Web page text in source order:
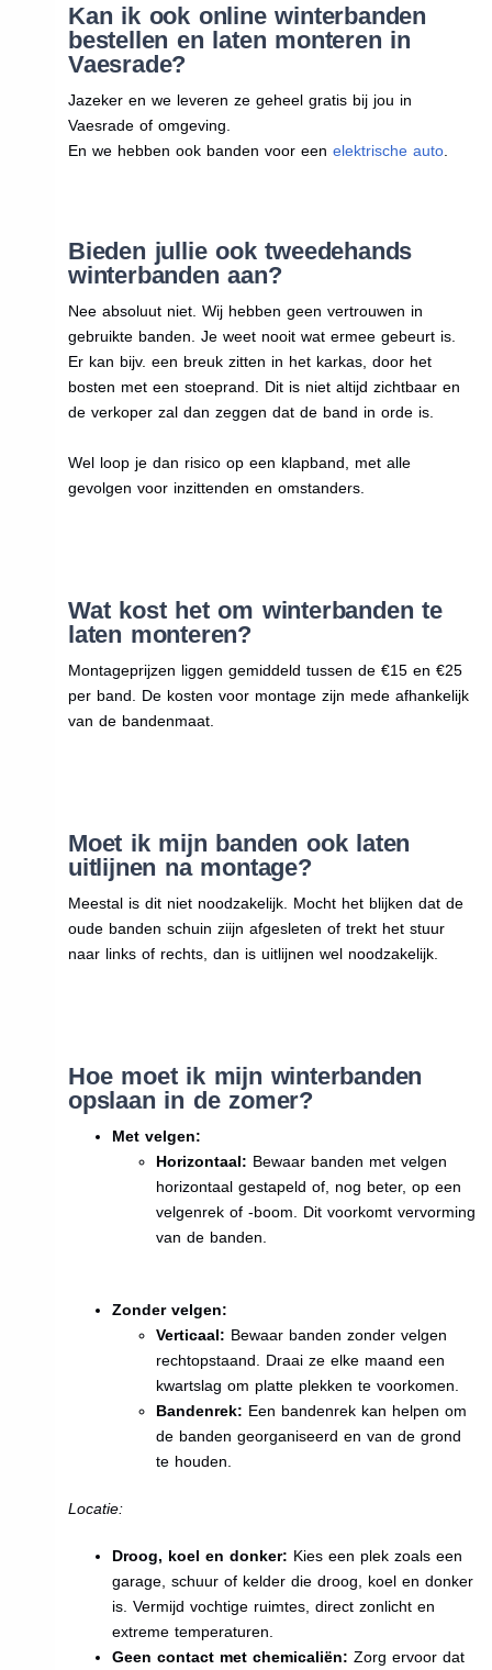
Kan ik ook online winterbanden
bestellen en laten monteren in
Vaesrade?
Jazeker en we leveren ze geheel gratis bij jou in
Vaesrade of omgeving.
En we hebben ook banden voor een elektrische auto.
Bieden jullie ook tweedehands
winterbanden aan?
Nee absoluut niet. Wij hebben geen vertrouwen in
gebruikte banden. Je weet nooit wat ermee gebeurt is.
Er kan bijv. een breuk zitten in het karkas, door het
bosten met een stoeprand. Dit is niet altijd zichtbaar en
de verkoper zal dan zeggen dat de band in orde is.
Wel loop je dan risico op een klapband, met alle
gevolgen voor inzittenden en omstanders.
Wat kost het om winterbanden te
laten monteren?
Montageprijzen liggen gemiddeld tussen de €15 en €25
per band. De kosten voor montage zijn mede afhankelijk
van de bandenmaat.
Moet ik mijn banden ook laten
uitlijnen na montage?
Meestal is dit niet noodzakelijk. Mocht het blijken dat de
oude banden schuin ziijn afgesleten of trekt het stuur
naar links of rechts, dan is uitlijnen wel noodzakelijk.
Hoe moet ik mijn winterbanden
opslaan in de zomer?
Met velgen:
Horizontaal: Bewaar banden met velgen
horizontaal gestapeld of, nog beter, op een
velgenrek of -boom. Dit voorkomt vervorming
van de banden.
Zonder velgen:
Verticaal: Bewaar banden zonder velgen
rechtopstaand. Draai ze elke maand een
kwartslag om platte plekken te voorkomen.
Bandenrek: Een bandenrek kan helpen om
de banden georganiseerd en van de grond
te houden.
Locatie:
Droog, koel en donker: Kies een plek zoals een
garage, schuur of kelder die droog, koel en donker
is. Vermijd vochtige ruimtes, direct zonlicht en
extreme temperaturen.
Geen contact met chemicaliën: Zorg ervoor dat